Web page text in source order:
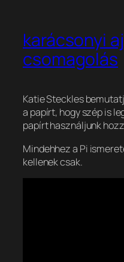
karácsonyi
csomagolás
Katie Steckles
a papírt, hogy szép is
papírt használjunk
Mindehhez a Pi
kellenek csak.